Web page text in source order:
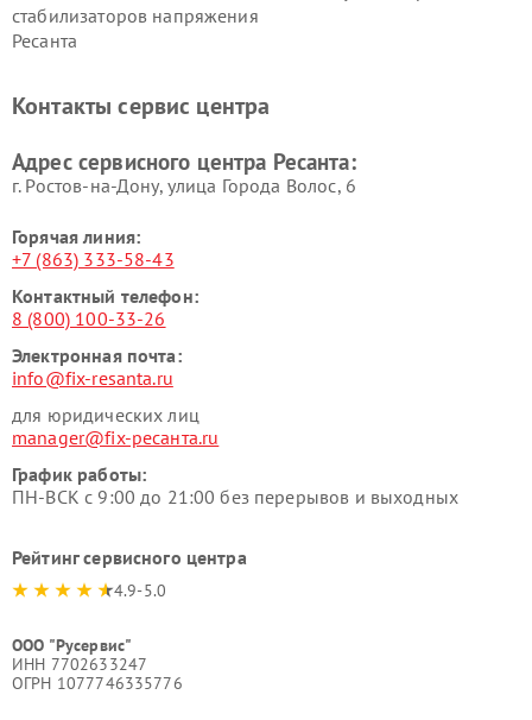
стабилизаторов напряжения
Ресанта
Контакты сервис центра
Адрес сервисного центра Ресанта:
г. Ростов-на-Дону, улица Города Волос, 6
Горячая линия:
+7 (863) 333-58-43
Контактный телефон:
8 (800) 100-33-26
Электронная почта:
info@fix-resanta.ru
для юридических лиц
manager@fix-ресанта.ru
График работы:
ПН-ВСК с 9:00 до 21:00 без перерывов и выходных
Рейтинг сервисного центра
4.9-5.0
ООО "Русервис"
ИНН 7702633247
ОГРН 1077746335776